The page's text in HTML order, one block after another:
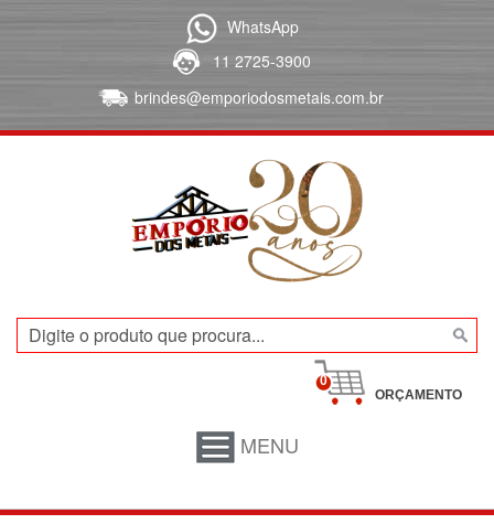
WhatsApp
11 2725-3900
brindes@emporiodosmetais.com.br
0
ORÇAMENTO
MENU